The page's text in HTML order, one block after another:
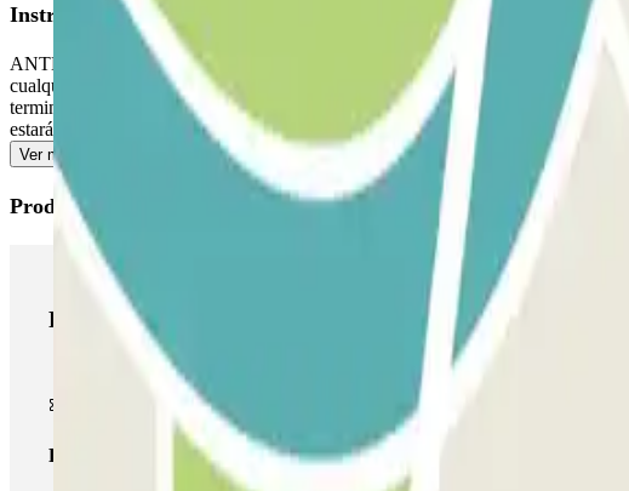
Instrucciones
ANTES DE TU LLEGADA: 20 minutos antes, llama al número de teléfono
cualquier plaza libre. Ve a la cabina de control con tu reserva Parclick. Tras
terminal // en la entrada de la estación. A TU REGRESO: Cuando recojas tu
estará esperando en la entrada de la estación // frente a la terminal de embarque.
Ver más
Productos de Parclick
Productos de Parclick
Pase básico